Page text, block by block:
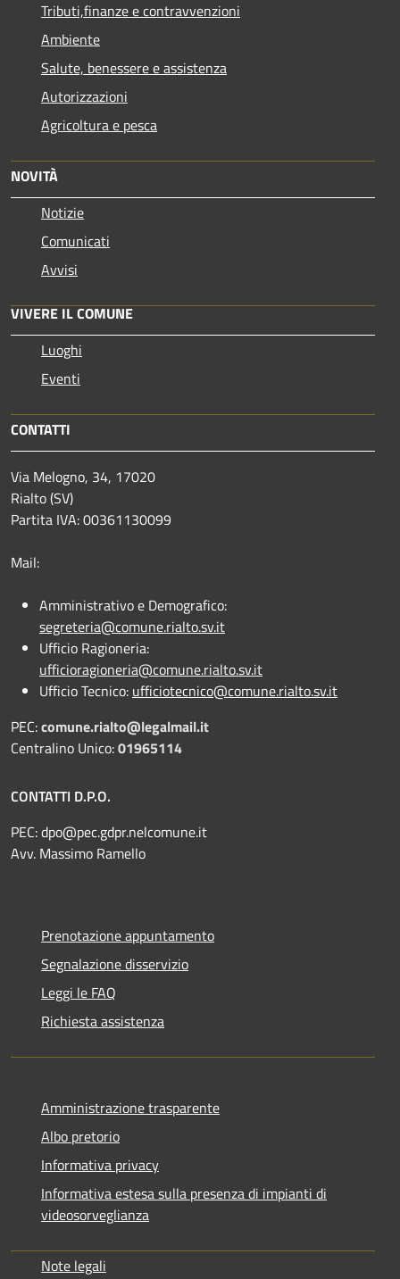
Tributi,finanze e contravvenzioni
Ambiente
Salute, benessere e assistenza
Autorizzazioni
Agricoltura e pesca
NOVITÀ
Notizie
Comunicati
Avvisi
VIVERE IL COMUNE
Luoghi
Eventi
CONTATTI
Via Melogno, 34, 17020
Rialto (SV)
Partita IVA: 00361130099
Mail:
Amministrativo e Demografico:
segreteria@comune.rialto.sv.it
Ufficio Ragioneria:
ufficioragioneria@comune.rialto.sv.it
Ufficio Tecnico: ufficiotecnico@comune.rialto.sv.it
PEC:comune.rialto@legalmail.it
Centralino Unico:01965114
CONTATTI D.P.O.
PEC:dpo@pec.gdpr.nelcomune.it
Avv. Massimo Ramello
Prenotazione appuntamento
Segnalazione disservizio
Leggi le FAQ
Richiesta assistenza
Amministrazione trasparente
Albo pretorio
Informativa privacy
Informativa estesa sulla presenza di impianti di
videosorveglianza
Note legali